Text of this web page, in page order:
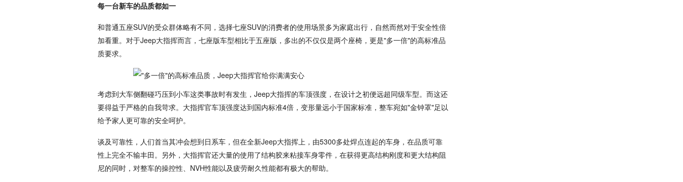
每一台新车的品质都如一
和普通五座SUV的受众群体略有不同，选择七座SUV的消费者的使用场景多为家庭出行，自然而然对于安全性倍
加看重。对于Jeep大指挥而言，七座版车型相比于五座版，多出的不仅仅是两个座椅，更是"多一倍"的高标准品
质要求。
考虑到大车侧翻碰巧压到小车这类事故时有发生，Jeep大指挥的车顶强度，在设计之初便远超同级车型。而这还
要得益于严格的自我苛求。大指挥官车顶强度达到国内标准4倍，变形量远小于国家标准，整车宛如"金钟罩"足以
给予家人更可靠的安全呵护。
谈及可靠性，人们首当其冲会想到日系车，但在全新Jeep大指挥上，由5300多处焊点连起的车身，在品质可靠
性上完全不输丰田。另外，大指挥官还大量的使用了结构胶来粘接车身零件，在获得更高结构刚度和更大结构阻
尼的同时，对整车的操控性、NVH性能以及疲劳耐久性能都有极大的帮助。